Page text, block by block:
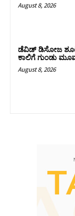
August 8, 2026
ಡೆವಿಡ್ ಡಿಸೋಜ
ಕಾಲಿಗೆ ಗುಂಡು
August 8, 2026